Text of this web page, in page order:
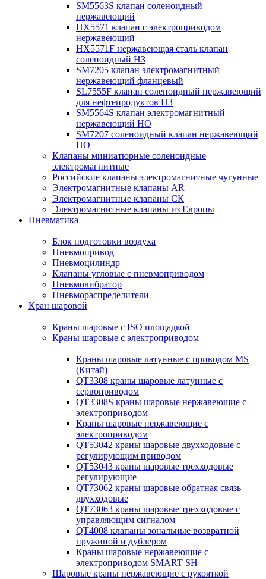
SM5563S клапан соленоидный
нержавеющий
HX5571 клапан с электроприводом
нержавеющий
HX5571F нержавеющая сталь клапан
соленоидный НЗ
SM7205 клапан электромагнитный
нержавеющий фланцевый
SL7555F клапан соленоидный нержавеющий
для нефтепродуктов НЗ
SM5564S клапан электромагнитный
нержавеющий НО
SM7207 соленоидный клапан нержавеющий
НО
Клапаны миниатюрные соленоидные
электромагнитные
Российские клапаны электромагнитные чугунные
Электромагнитные клапаны AR
Электромагнитные клапаны СК
Электромагнитные клапаны из Европы
Пневматика
Блок подготовки воздуха
Пневмопривод
Пневмоцилиндр
Клапаны угловые с пневмоприводом
Пневмовибратор
Пневмораспределители
Кран шаровой
Краны шаровые с ISO площадкой
Краны шаровые с электроприводом
Краны шаровые латунные с приводом MS
(Китай)
QT3308 краны шаровые латунные с
сервоприводом
QT3308S краны шаровые нержавеющие с
электроприводом
Краны шаровые нержавеющие с
электроприводом
QT53042 краны шаровые двухходовые с
регулирующим приводом
QT53043 краны шаровые трехходовые
регулирующие
QT73062 краны шаровые обратная связь
двухходовые
QT73063 краны шаровые трехходовые с
управляющим сигналом
QT4008 клапаны зональные возвратной
пружиной и дублером
Краны шаровые нержавеющие с
электроприводом SMART SH
Шаровые краны нержавеющие с рукояткой